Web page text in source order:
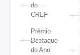
do
CREF
Prêmio
Destaque
do Ano